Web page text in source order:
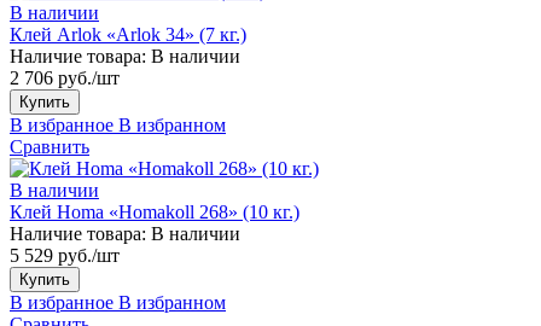
В наличии
Клей Arlok «Arlok 34» (7 кг.)
Наличие товара: В наличии
2 706 руб./шт
Купить
В избранное В избранном
Сравнить
В наличии
Клей Homa «Homakoll 268» (10 кг.)
Наличие товара: В наличии
5 529 руб./шт
Купить
В избранное В избранном